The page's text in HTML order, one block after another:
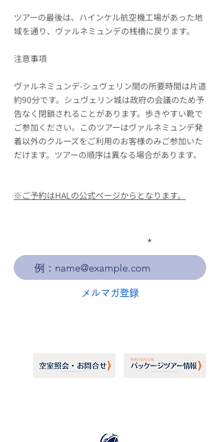
ツアーの最後は、ハインケル航空機工場があった地
域を通り、ヴァルネミュンデの桟橋に戻ります。
注意事項
ヴァルネミュンデ-シュヴェリン間の所要時間は片道
約90分です。シュヴェリン城は政府の会議のため予
告なく閉鎖されることがあります。歩きやすい靴で
ご参加ください。このツアーはヴァルネミュンデ発
着以外のクルーズをご利用のお客様のみご参加いた
だけます。ツアーの順序は異なる場合があります。
※ご予約はHALの公式ページからとなります。
メルマガ登録